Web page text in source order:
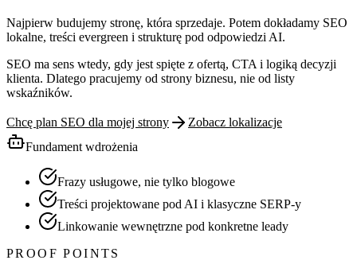
Najpierw budujemy stronę, która sprzedaje. Potem dokładamy SEO
lokalne, treści evergreen i strukturę pod odpowiedzi AI.
SEO ma sens wtedy, gdy jest spięte z ofertą, CTA i logiką decyzji
klienta. Dlatego pracujemy od strony biznesu, nie od listy
wskaźników.
Chcę plan SEO dla mojej strony
Zobacz lokalizacje
Fundament wdrożenia
Frazy usługowe, nie tylko blogowe
Treści projektowane pod AI i klasyczne SERP-y
Linkowanie wewnętrzne pod konkretne leady
PROOF POINTS